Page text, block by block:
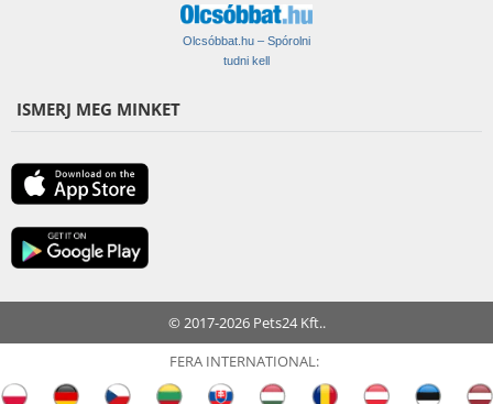
Olcsóbbat.hu – Spórolni
tudni kell
ISMERJ MEG MINKET
© 2017-2026 Pets24 Kft..
FERA INTERNATIONAL: